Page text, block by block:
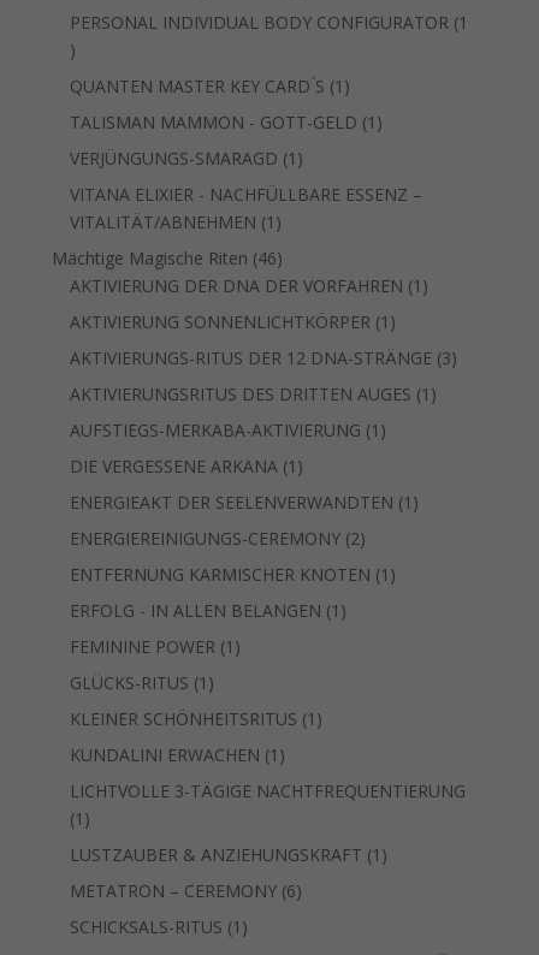
Produkt
PERSONAL INDIVIDUAL BODY CONFIGURATOR 1
1
Produkt
QUANTEN MASTER KEY CARD ́S 1 1
Produkt
TALISMAN MAMMON - GOTT-GELD 1 1
VERJÜNGUNGS-SMARAGD 1 1
Produkt
VITANA ELIXIER - NACHFÜLLBARE ESSENZ –
VITALITÄT/ABNEHMEN 1 1
Produkt
Mächtige Magische Riten 4646
Produkte
AKTIVIERUNG DER DNA DER VORFAHREN 1 1
AKTIVIERUNG SONNENLICHTKÖRPER 1 1
Produkt
AKTIVIERUNGS-RITUS DER 12 DNA-STRÄNGE 33
AKTIVIERUNGSRITUS DES DRITTEN AUGES 1 1
AUFSTIEGS-MERKABA-AKTIVIERUNG 1 1
DIE VERGESSENE ARKANA 1 1
Produkt
ENERGIEAKT DER SEELENVERWANDTEN 1 1
ENERGIEREINIGUNGS-CEREMONY 22
Produkte
ENTFERNUNG KARMISCHER KNOTEN 1 1
ERFOLG - IN ALLEN BELANGEN 1 1
FEMININE POWER 1 1
GLÜCKS-RITUS 1 1
Produkt
KLEINER SCHÖNHEITSRITUS 1 1
KUNDALINI ERWACHEN 1 1
Produkt
LICHTVOLLE 3-TÄGIGE NACHTFREQUENTIERUNG
1 1
Produkt
LUSTZAUBER & ANZIEHUNGSKRAFT 1 1
METATRON – CEREMONY 66
SCHICKSALS-RITUS 1 1